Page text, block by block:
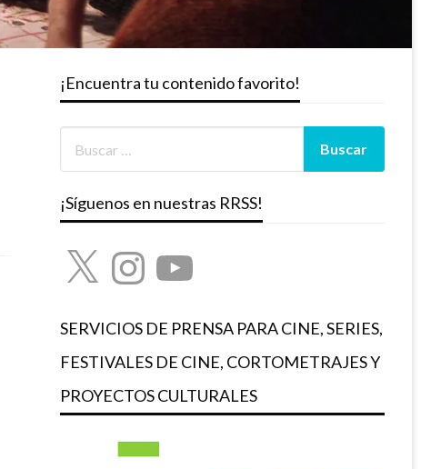
¡Encuentra tu contenido favorito!
¡Síguenos en nuestras RRSS!
X InstagramYouTube
SERVICIOS DE PRENSA PARA CINE, SERIES,
FESTIVALES DE CINE, CORTOMETRAJES Y
PROYECTOS CULTURALES